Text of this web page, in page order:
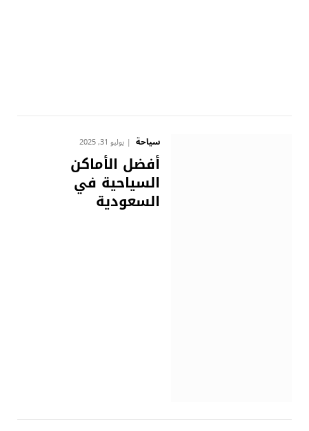
سياحة يوليو 31, 2025
أفضل الأماكن
السياحية في
السعودية